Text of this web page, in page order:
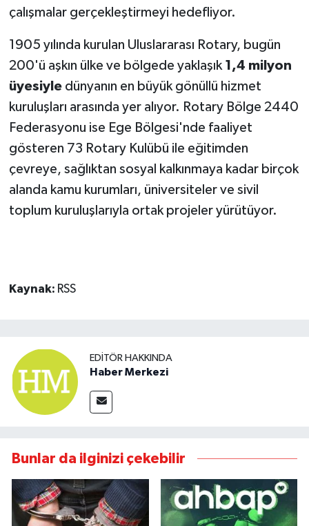
çalışmalar gerçekleştirmeyi hedefliyor.
1905 yılında kurulan Uluslararası Rotary, bugün
200'ü aşkın ülke ve bölgede yaklaşık 1,4 milyon
üyesiyledünyanın en büyük gönüllü hizmet
kuruluşları arasında yer alıyor. Rotary Bölge 2440
Federasyonu ise Ege Bölgesi'nde faaliyet
gösteren 73 Rotary Kulübü ile eğitimden
çevreye, sağlıktan sosyal kalkınmaya kadar birçok
alanda kamu kurumları, üniversiteler ve sivil
toplum kuruluşlarıyla ortak projeler yürütüyor.
Kaynak: RSS
EDITÖR HAKKINDA
Haber Merkezi
Bunlar da ilginizi çekebilir